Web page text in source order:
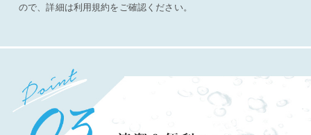
ので、詳細は利用規約をご確認ください。